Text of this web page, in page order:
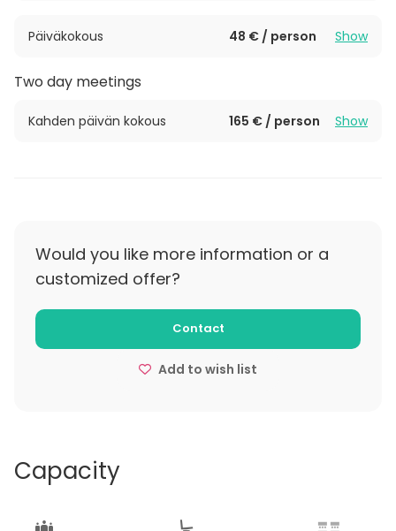
Päiväkokous 48 € / person Show
Two day meetings
Kahden päivän kokous 165 € / person Show
Would you like more information or a
customized offer?
Contact
Add to wish list
Capacity